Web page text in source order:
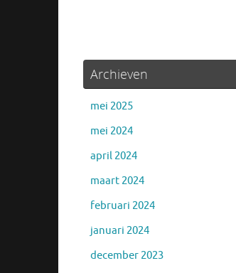
Archieven
mei 2025
mei 2024
april 2024
maart 2024
februari 2024
januari 2024
december 2023